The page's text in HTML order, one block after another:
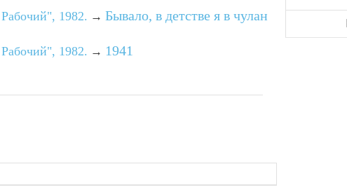
1982. → Бывало, в детстве я в чулан
1982. → 1941